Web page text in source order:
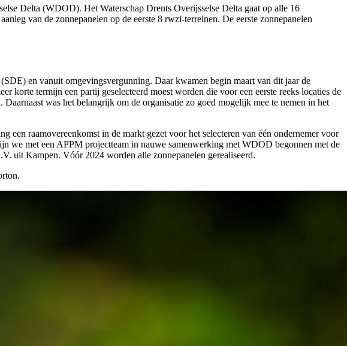
Delta (WDOD). Het Waterschap Drents Overijsselse Delta gaat op alle 16
van de zonnepanelen op de eerste 8 rwzi-terreinen. De eerste zonnepanelen
en vanuit omgevingsvergunning. Daar kwamen begin maart van dit jaar de
korte termijn een partij geselecteerd moest worden die voor een eerste reeks locaties de
was het belangrijk om de organisatie zo goed mogelijk mee te nemen in het
raamovereenkomst in de markt gezet voor het selecteren van één ondernemer voor
we met een APPM projectteam in nauwe samenwerking met WDOD begonnen met de
uit Kampen. Vóór 2024 worden alle zonnepanelen gerealiseerd.